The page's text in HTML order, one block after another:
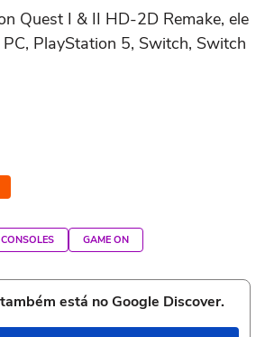
Quest I & II HD-2D Remake, ele
PlayStation 5, Switch, Switch
GAME ON
está no Google Discover.